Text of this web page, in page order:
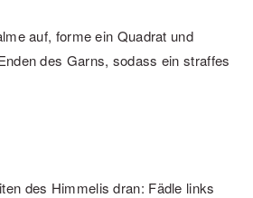
auf, forme ein Quadrat und
des Garns, sodass ein straffes
des Himmelis dran: Fädle links